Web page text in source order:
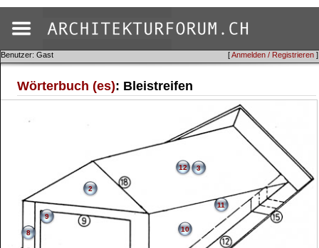
[Anmelden / Registrieren ]
Benutzer: Gast
Wörterbuch (es): Bleistreifen
2
3
8
9
10
11
12